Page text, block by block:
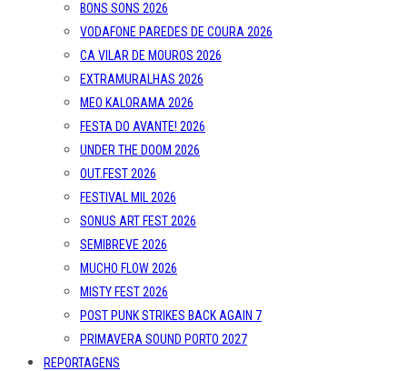
BONS SONS 2026
VODAFONE PAREDES DE COURA 2026
CA VILAR DE MOUROS 2026
EXTRAMURALHAS 2026
MEO KALORAMA 2026
FESTA DO AVANTE! 2026
UNDER THE DOOM 2026
OUT.FEST 2026
FESTIVAL MIL 2026
SONUS ART FEST 2026
SEMIBREVE 2026
MUCHO FLOW 2026
MISTY FEST 2026
POST PUNK STRIKES BACK AGAIN 7
PRIMAVERA SOUND PORTO 2027
REPORTAGENS